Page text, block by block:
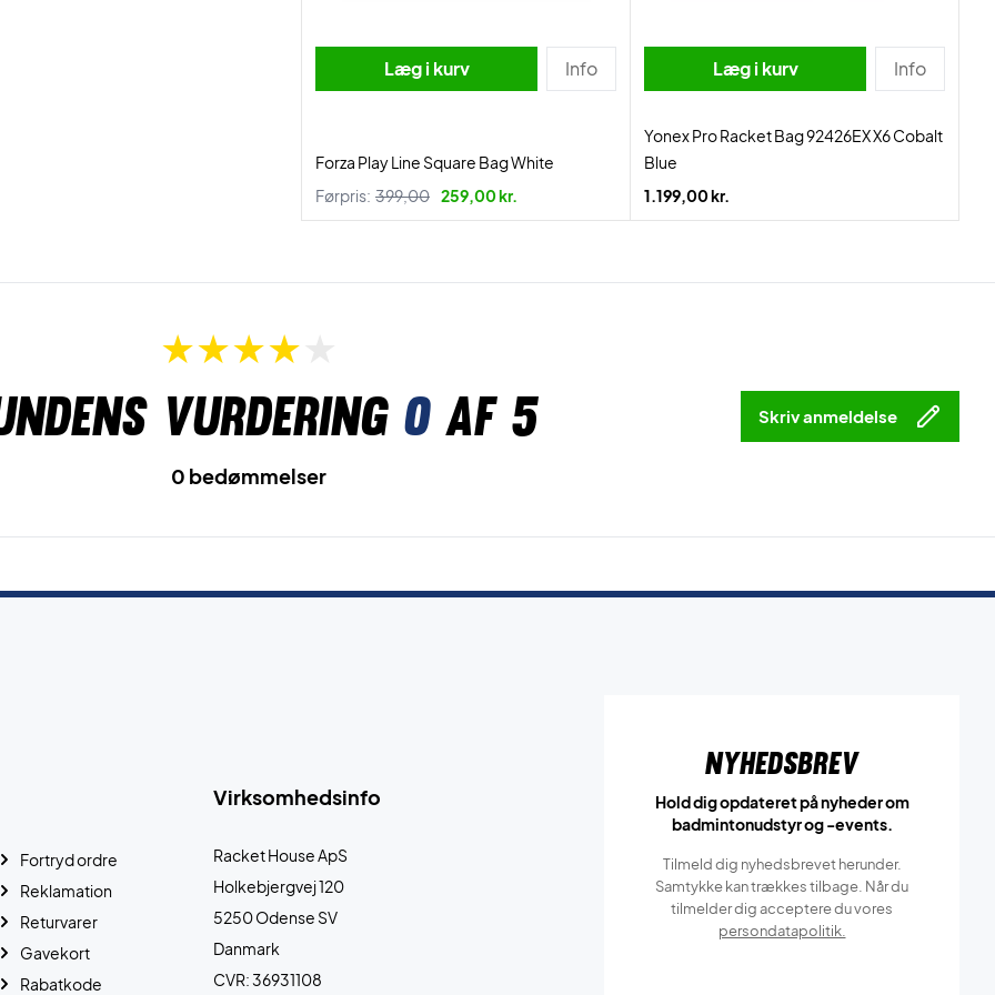
Læg i kurv Info
Forza Play Line Square Bag White
Førpris: 399,00 259,00 kr.
Læg i kurv Info
Yonex Pro Racket Bag 92426EX X6 Cobalt
Blue
1.199,00 kr.
vurdering 0af 5 Skriv anmeldelse
0 bedømmelser
Virksomhedsinfo
Racket House ApS
Holkebjergvej 120
5250 Odense SV
Danmark
CVR: 36931108
Fortryd ordre
Reklamation
Returvarer
Gavekort
Rabatkode
Nyhedsbrev
Hold dig opdateret på nyheder om
badmintonudstyr og -events.
Tilmeld dig nyhedsbrevet herunder.
Samtykke kan trækkes tilbage. Når du
tilmelder dig acceptere du vores
persondatapolitik.